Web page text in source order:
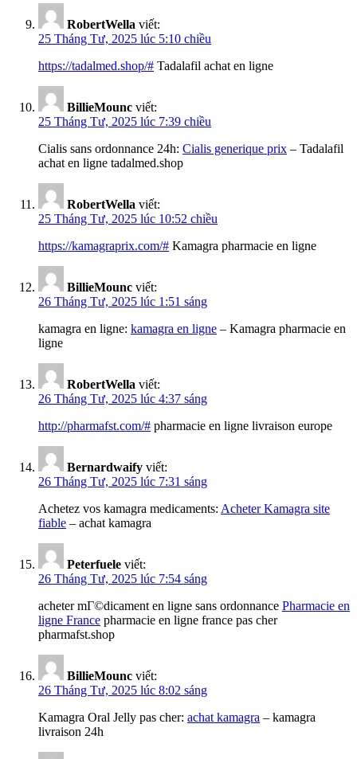
RobertWella viết:
25 Tháng Tư, 2025 lúc 5:10 chiều
https://tadalmed.shop/# Tadalafil achat en ligne
BillieMounc viết:
25 Tháng Tư, 2025 lúc 7:39 chiều
Cialis sans ordonnance 24h: Cialis generique prix – Tadalafil
achat en ligne tadalmed.shop
RobertWella viết:
25 Tháng Tư, 2025 lúc 10:52 chiều
https://kamagraprix.com/# Kamagra pharmacie en ligne
BillieMounc viết:
26 Tháng Tư, 2025 lúc 1:51 sáng
kamagra en ligne: kamagra en ligne – Kamagra pharmacie en
ligne
RobertWella viết:
26 Tháng Tư, 2025 lúc 4:37 sáng
http://pharmafst.com/# pharmacie en ligne livraison europe
Bernardwaify viết:
26 Tháng Tư, 2025 lúc 7:31 sáng
Achetez vos kamagra medicaments: Acheter Kamagra site
fiable – achat kamagra
Peterfuele viết:
26 Tháng Tư, 2025 lúc 7:54 sáng
acheter mГ©dicament en ligne sans ordonnance Pharmacie en
ligne France pharmacie en ligne france pas cher
pharmafst.shop
BillieMounc viết:
26 Tháng Tư, 2025 lúc 8:02 sáng
Kamagra Oral Jelly pas cher: achat kamagra – kamagra
livraison 24h